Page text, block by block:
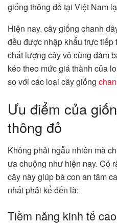
giống thông đỏ tại Việt Nam
Hiện nay, cây giống chanh
đều được nhập khẩu trực
chất lượng cây vô cùng đảm
kéo theo mức giá thành của
so với các loại cây giống
Ưu điểm của
thông đỏ
Không phải ngẫu nhiên mà
ưa chuộng như hiện nay. Có
cây này giúp bà con an tâm
nhất phải kể đến là:
Tiềm năng kinh tế cao